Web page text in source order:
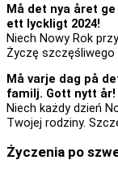
Må det nya året
ett lyckligt 2024!
Niech Nowy Rok
Życzę szczęśliwego
Må varje dag på
familj. Gott nytt år!
Niech każdy dzień
Twojej rodziny.
Życzenia po